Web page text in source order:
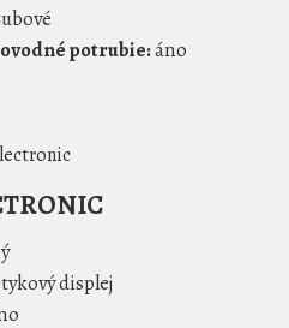
potrubie:áno
displej